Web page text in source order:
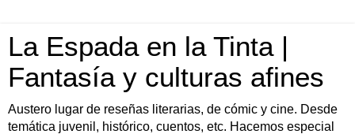
La Espada en la Tinta |
Fantasía y culturas afines
Austero lugar de reseñas literarias, de cómic y cine. Desde
temática juvenil, histórico, cuentos, etc. Hacemos especial